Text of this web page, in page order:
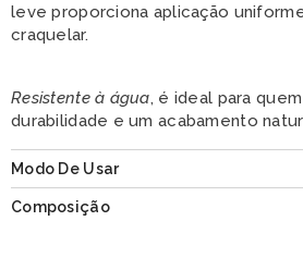
leve proporciona aplicação
craquelar.
Resistente à água, é ideal para
durabilidade e um acabamento
Modo De Usar
Composição